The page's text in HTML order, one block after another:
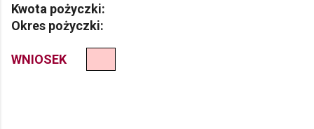
Kwota pożyczki:
Okres pożyczki:
WNIOSEK